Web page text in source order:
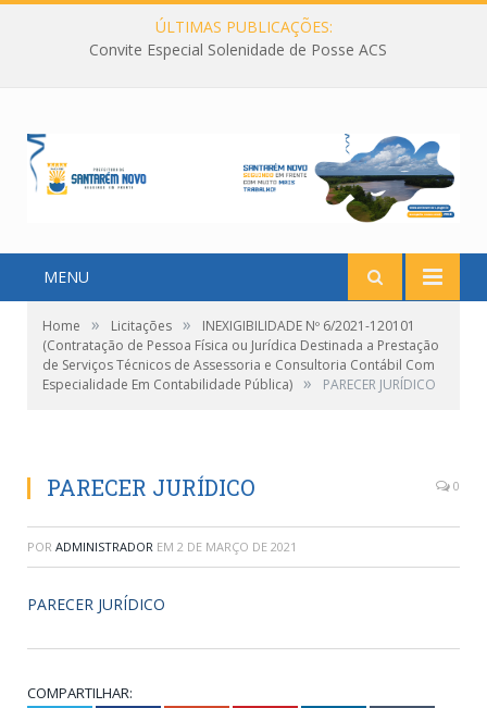
ÚLTIMAS PUBLICAÇÕES:
Convite Especial Solenidade de Posse ACS
MENU
Home » Licitações »
INEXIGIBILIDADE Nº 6/2021-120101
(Contratação de Pessoa Física ou Jurídica Destinada a Prestação
de Serviços Técnicos de Assessoria e Consultoria Contábil Com
Especialidade Em Contabilidade Pública) » PARECER JURÍDICO
PARECER JURÍDICO 0
POR ADMINISTRADOR EM 2 DE MARÇO DE 2021
PARECER JURÍDICO
COMPARTILHAR: